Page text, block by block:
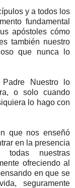
y a todos los
fundamental
apóstoles cómo
también nuestro
que nunca lo
Nuestro lo
o solo cuando
lo hago con
que nos enseñó
en la presencia
nuestras
ofreciendo al
en que se
seguramente